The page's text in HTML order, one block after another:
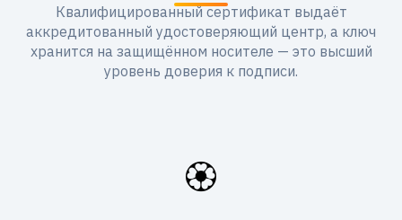
Квалифицированный сертификат выдаёт
аккредитованный удостоверяющий центр, а ключ
хранится на защищённом носителе — это высший
уровень доверия к подписи.
🏵️